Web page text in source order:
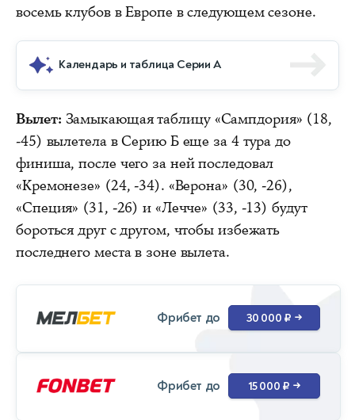
восемь клубов в Европе в следующем сезоне.
Календарь и таблица Серии А
Вылет: Замыкающая таблицу «Сампдория» (18,
-45) вылетела в Серию Б еще за 4 тура до
финиша, после чего за ней последовал
«Кремонезе» (24, -34). «Верона» (30, -26),
«Специя» (31, -26) и «Лечче» (33, -13) будут
бороться друг с другом, чтобы избежать
последнего места в зоне вылета.
Фрибет до 30 000 ₽ →
Фрибет до 15 000 ₽ →